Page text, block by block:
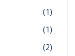
(1)
(1)
(2)